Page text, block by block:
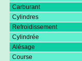
Carburant
Cylindres
Refroidissement
Cylindrée
Alésage
Course